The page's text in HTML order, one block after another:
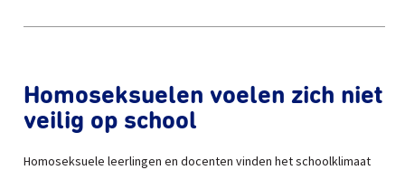
Homoseksuelen voelen zich niet
veilig op school
Homoseksuele leerlingen en docenten vinden het schoolklimaat